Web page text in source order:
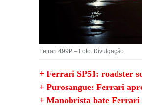
Ferrari 499P – Foto: Divulgação
+ Ferrari SP51: roadster
+ Purosangue: Ferrari
+ Manobrista bate